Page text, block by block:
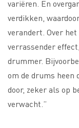
variëren. En
verdikken,
verandert. Over
verrassender
drummer.
om de drums heen
door, zeker als op
verwacht.”